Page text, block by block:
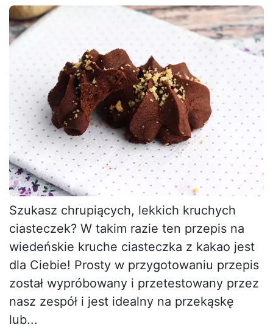
Szukasz chrupiących, lekkich kruchych
ciasteczek? W takim razie ten przepis na
wiedeńskie kruche ciasteczka z kakao jest
dla Ciebie! Prosty w przygotowaniu przepis
został wypróbowany i przetestowany przez
nasz zespół i jest idealny na przekąskę
lub...